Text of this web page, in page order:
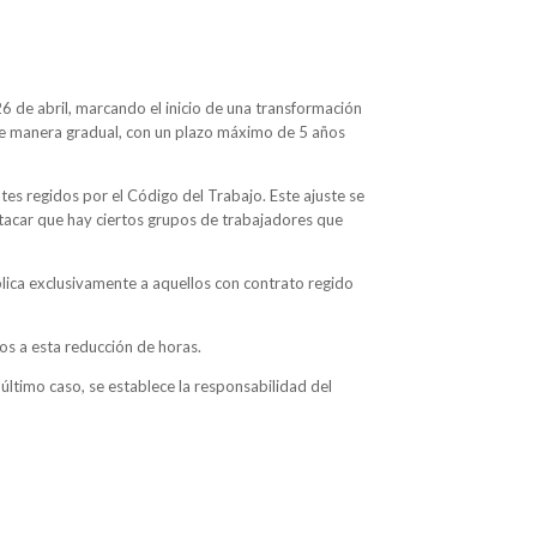
de abril, marcando el inicio de una transformación
gradual, con un plazo máximo de 5 años
regidos por el Código del Trabajo. Este ajuste se
que hay ciertos grupos de trabajadores que
exclusivamente a aquellos con contrato regido
a esta reducción de horas.
caso, se establece la responsabilidad del